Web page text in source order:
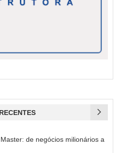
de negócios milionários a